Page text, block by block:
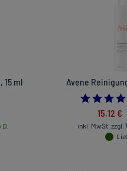
15 ml Avene
15,12 €
inkl. MwSt. zzgl.